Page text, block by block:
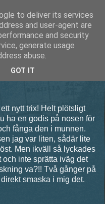
nytt trix! Helt plötsligt
ha en godis på nosen för
fånga den i munnen.
jag var liten, sådär lite
Men ikväll så lyckades
och inte sprätta iväg det
va?!! Två gånger på
smaska i mig det.
to deliver its services
and user-agent are
and security
generate usage
abuse.
GOT IT